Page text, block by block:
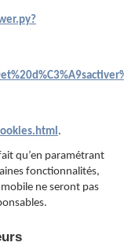
.
qu’en paramétrant
fonctionnalités,
ne seront pas